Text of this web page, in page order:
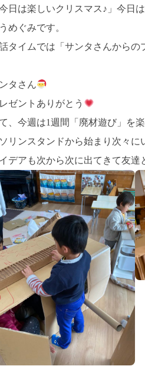
日は楽しいクリスマス♪」今日
めぐみです。
タイムでは「サンタさんからの
タさん
ゼントありがとう
うめ
、今週は1週間「廃材遊び」を
リンスタンドから始まり次々に
デアも次から次に出てきて友達